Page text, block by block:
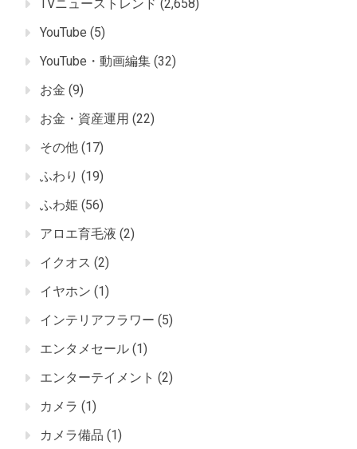
TVニューストレンド (2,658)
YouTube (5)
YouTube・動画編集 (32)
お金 (9)
お金・資産運用 (22)
その他 (17)
ふわり (19)
ふわ姫 (56)
アロエ育毛液 (2)
イクオス (2)
イヤホン (1)
インテリアフラワー (5)
エンタメセール (1)
エンターテイメント (2)
カメラ (1)
カメラ備品 (1)